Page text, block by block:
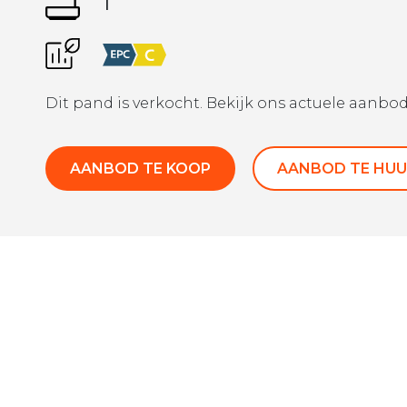
Dit pand is verkocht. Bekijk ons actuele
AANBOD TE KOOP AANBOD TE